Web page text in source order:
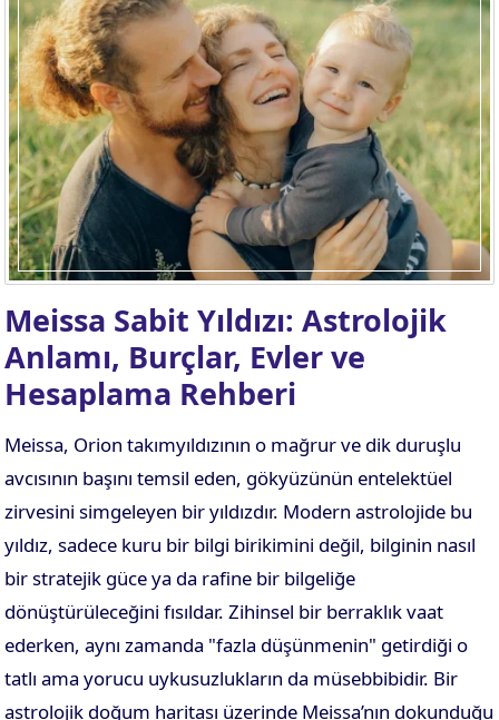
Meissa Sabit Yıldızı: Astrolojik
Anlamı, Burçlar, Evler ve
Hesaplama Rehberi
Meissa, Orion takımyıldızının o mağrur ve dik duruşlu
avcısının başını temsil eden, gökyüzünün entelektüel
zirvesini simgeleyen bir yıldızdır. Modern astrolojide bu
yıldız, sadece kuru bir bilgi birikimini değil, bilginin nasıl
bir stratejik güce ya da rafine bir bilgeliğe
dönüştürüleceğini fısıldar. Zihinsel bir berraklık vaat
ederken, aynı zamanda "fazla düşünmenin" getirdiği o
tatlı ama yorucu uykusuzlukların da müsebbibidir. Bir
astrolojik doğum haritası üzerinde Meissa’nın dokunduğu